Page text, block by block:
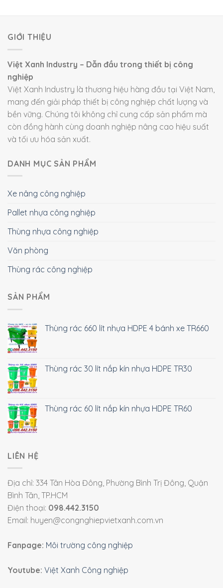
GIỚI THIỆU
Việt Xanh Industry – Dẫn đầu trong thiết bị công
nghiệp
Việt Xanh Industry là thương hiệu hàng đầu tại Việt Nam,
mang đến giải pháp thiết bị công nghiệp chất lượng và
bền vững. Chúng tôi không chỉ cung cấp sản phẩm mà
còn đồng hành cùng doanh nghiệp nâng cao hiệu suất
và tối ưu hóa sản xuất.
DANH MỤC SẢN PHẨM
Xe nâng công nghiệp
Pallet nhựa công nghiệp
Thùng nhựa công nghiệp
Văn phòng
Thùng rác công nghiệp
SẢN PHẨM
Thùng rác 660 lít nhựa HDPE 4 bánh xe TR660
Thùng rác 30 lít nắp kín nhựa HDPE TR30
Thùng rác 60 lít nắp kín nhựa HDPE TR60
LIÊN HỆ
Địa chỉ: 334 Tân Hòa Đông, Phường Bình Trị Đông, Quận
Bình Tân, TP.HCM
Điện thoại: 098.442.3150
Email: huyen@congnghiepvietxanh.com.vn
Fanpage: Môi trường công nghiệp
Youtube: Việt Xanh Công nghiệp